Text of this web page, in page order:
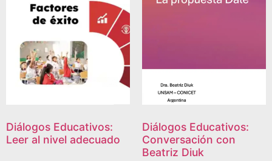
Diálogos Educativos:
Leer al nivel adecuado
Diálogos Educativos:
Conversación con
Beatriz Diuk